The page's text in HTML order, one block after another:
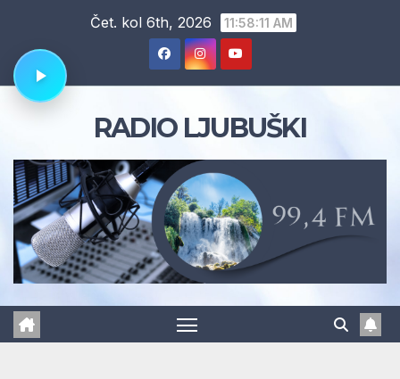
content
Čet. kol 6th, 2026 11:58:12 AM
RADIO LJUBUŠKI